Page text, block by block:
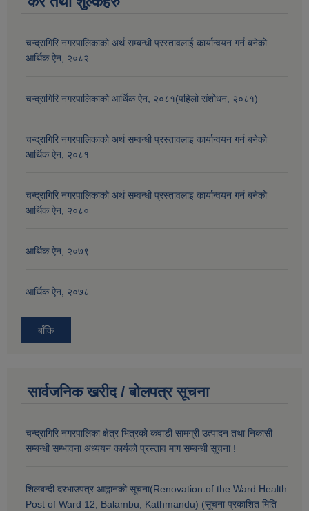
चन्द्रागिरि नगरपालिकाको अर्थ सम्बन्धी प्रस्तावलाई कार्यान्वयन गर्न बनेको
आर्थिक ऐन, २०८२
चन्द्रागिरि नगरपालिकाको आर्थिक ऐन, २०८१(पहिलो संशोधन, २०८१)
चन्द्रागिरि नगरपालिकाको अर्थ सम्वन्धी प्रस्तावलाइ कार्यान्वयन गर्न बनेको
आर्थिक ऐन, २०८१
चन्द्रागिरि नगरपालिकाको अर्थ सम्वन्धी प्रस्तावलाइ कार्यान्वयन गर्न बनेको
आर्थिक ऐन, २०८०
आर्थिक ऐन, २०७९
आर्थिक ऐन, २०७८
बाँकि
सार्वजनिक खरीद / बोलपत्र सूचना
चन्द्रागिरि नगरपालिका क्षेत्र भित्रको कवाडी सामग्री उत्पादन तथा निकासी
सम्बन्धी सम्भावना अध्ययन कार्यको प्रस्ताव माग सम्बन्धी सूचना !
शिलबन्दी दरभाउपत्र आह्वानको सूचना(Renovation of the Ward Health
Post of Ward 12, Balambu, Kathmandu) (सूचना प्रकाशित मिति